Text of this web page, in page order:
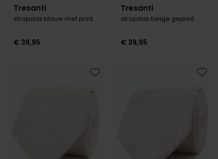
Tresanti
stropdas blauw met print
€ 39,95
Tresanti
stropdas beige geprint
€ 39,95